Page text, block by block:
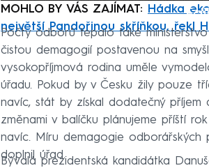
MOHLO BY VÁS ZAJÍMAT:
Hádka
největší Pandořinou skříňkou, řekl
Počty odborů tepalo také
čistou demagogií postavenou na
vysokopříjmová rodina uměle
úřadu. Pokud by v Česku žily pouze
navíc, stát by získal dodatečný příjem
změnami v balíčku plánujeme příští
navíc. Míru demagogie odborářských
doplnil úřad.
Bývalá prezidentská kandidátka